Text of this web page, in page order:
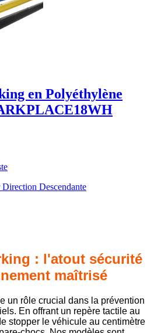
en Polyéthylène
Descendante
: l'atout sécurité
maîtrisé
un rôle crucial dans la prévention
En offrant un repère tactile au
stopper le véhicule au centimètre